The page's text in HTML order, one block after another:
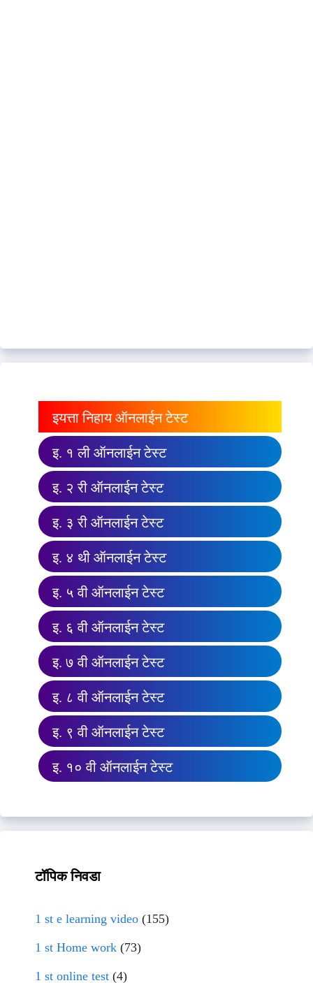
इयत्ता निहाय ऑनलाईन टेस्ट
इ. १ ली ऑनलाईन टेस्ट
इ. २ री ऑनलाईन टेस्ट
इ. ३ री ऑनलाईन टेस्ट
इ. ४ थी ऑनलाईन टेस्ट
इ. ५ वी ऑनलाईन टेस्ट
इ. ६ वी ऑनलाईन टेस्ट
इ. ७ वी ऑनलाईन टेस्ट
इ. ८ वी ऑनलाईन टेस्ट
इ. ९ वी ऑनलाईन टेस्ट
इ. १० वी ऑनलाईन टेस्ट
टॉपिक निवडा
1 st e learning video (155)
1 st Home work (73)
1 st online test (4)